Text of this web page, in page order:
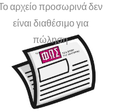
αρχείο προσωρινά δεν
είναι διαθέσιμο για
πώληση